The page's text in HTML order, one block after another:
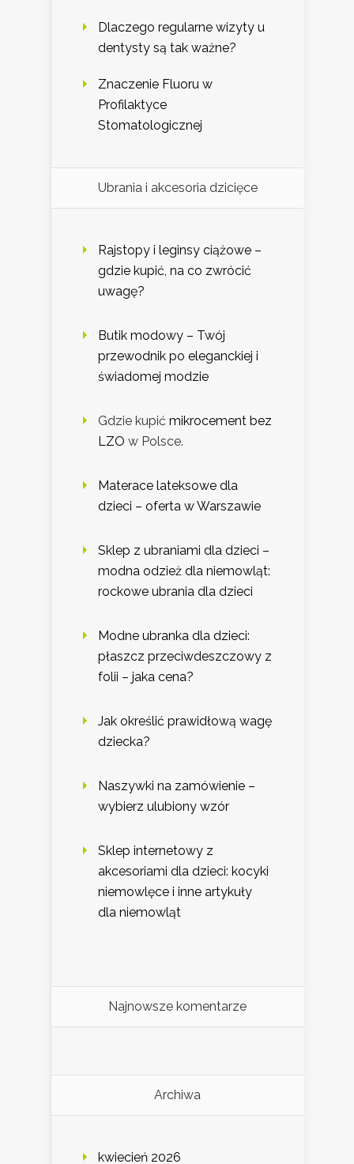
Dlaczego regularne wizyty u
dentysty są tak ważne?
Znaczenie Fluoru w
Profilaktyce
Stomatologicznej
Ubrania i akcesoria dzicięce
Rajstopy i leginsy ciążowe –
gdzie kupić, na co zwrócić
uwagę?
Butik modowy – Twój
przewodnik po eleganckiej i
świadomej modzie
Gdzie kupić mikrocement bez
LZO w Polsce.
Materace lateksowe dla
dzieci – oferta w Warszawie
Sklep z ubraniami dla dzieci –
modna odzież dla niemowląt:
rockowe ubrania dla dzieci
Modne ubranka dla dzieci:
płaszcz przeciwdeszczowy z
folii – jaka cena?
Jak określić prawidłową wagę
dziecka?
Naszywki na zamówienie –
wybierz ulubiony wzór
Sklep internetowy z
akcesoriami dla dzieci: kocyki
niemowlęce i inne artykuły
dla niemowląt
Najnowsze komentarze
Archiwa
kwiecień 2026